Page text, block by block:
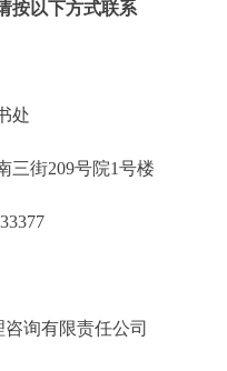
以下方式联系
处
街209号院1号楼
询有限责任公司